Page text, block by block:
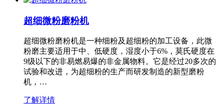
超细微粉磨粉机
超细微粉磨粉机是一种细粉及超细粉的加工设备，此微
粉磨主要适用于中、低硬度，湿度小于6%，莫氏硬度在
9级以下的非易燃易爆的非金属物料。它是经过20多次的
试验和改进，为超细粉的生产而研发制造的新型磨粉
机，…
了解详情